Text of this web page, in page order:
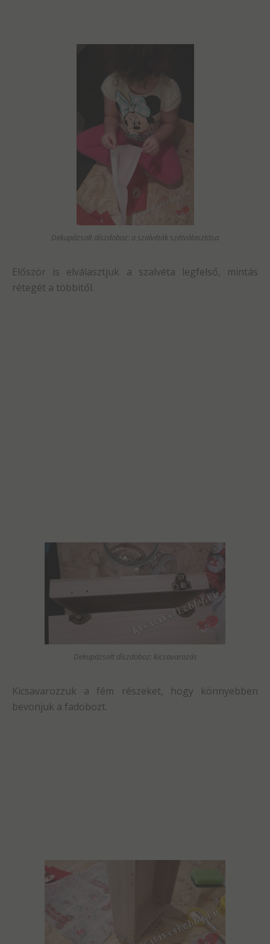
Dekupázsolt díszdoboz: a szalvéták szétválasztása
Először is elválasztjuk a szalvéta legfelső, mintás
rétegét a többitől.
Dekupázsolt díszdoboz: kicsavarozás
Kicsavarozzuk a fém részeket, hogy könnyebben
bevonjuk a fadobozt.